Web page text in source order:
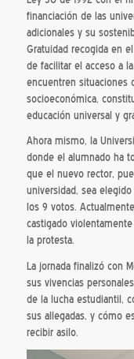
financiación de las
adicionales y su
Gratuidad recogida en
de facilitar el acceso a
encuentren situaciones
socioeconómica,
educación universal y
Ahora mismo, la
donde el alumnado ha
que el nuevo rector,
universidad, sea
los 9 votos.
castigado
la protesta.
La jornada finalizó con
sus vivencias
de la lucha estudiantil,
sus allegadas, y cómo
recibir asilo.